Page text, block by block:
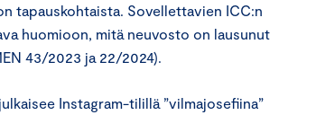
tapauskohtaista. Sovellettavien ICC:n
huomioon, mitä neuvosto on lausunut
43/2023 ja 22/2024).
Instagram-tilillä ”vilmajosefiina”